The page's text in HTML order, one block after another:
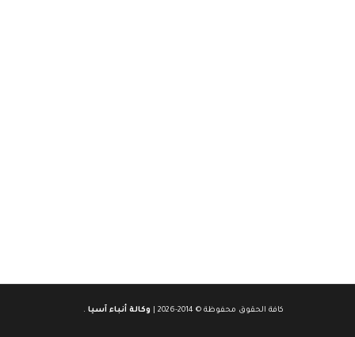
كافة الحقوق محفوظة © 2014-2026 | وكالة أنباء آسيا .